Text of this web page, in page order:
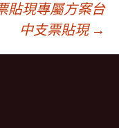
貼現專屬方案台
中支票貼現 →